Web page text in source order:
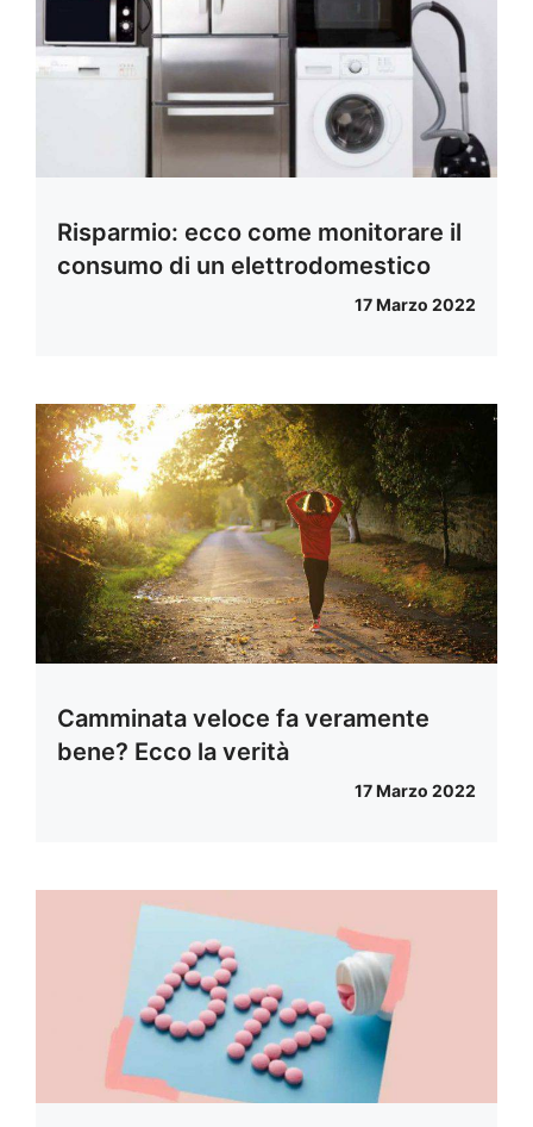
Risparmio: ecco come monitorare il
consumo di un elettrodomestico
17 Marzo 2022
Camminata veloce fa veramente
bene? Ecco la verità
17 Marzo 2022